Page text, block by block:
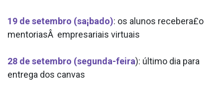
19 de setembro (sa¡bado): os alunos recebera£o
mentoriasÂ empresariais virtuais
28 de setembro (segunda-feira): último dia para
entrega dos canvas